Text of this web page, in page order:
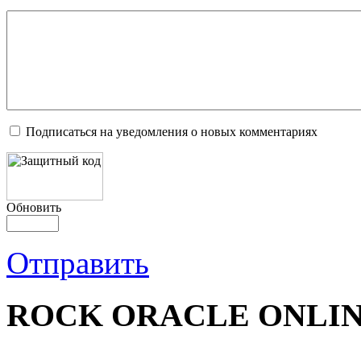
Подписаться на уведомления о новых комментариях
Обновить
Отправить
ROCK ORACLE